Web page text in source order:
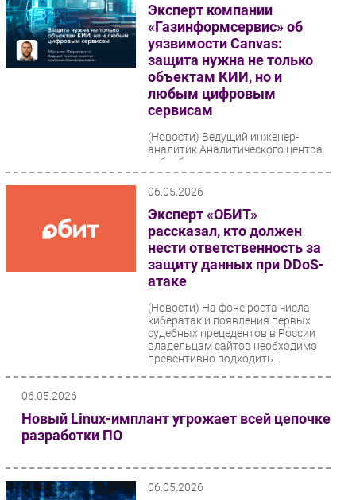
Эксперт компании
«Газинформсервис» об
уязвимости Canvas:
защита нужна не только
объектам КИИ, но и
любым цифровым
сервисам
(Новости) Ведущий инженер-
аналитик Аналитического центра
кибербезопасности компании
«Газинформсервис» Максим
Федосенко прокомментировал
недавний...
06.05.2026
Эксперт «ОБИТ»
рассказал, кто должен
нести ответственность за
защиту данных при DDoS-
атаке
(Новости) На фоне роста числа
кибератак и появления первых
судебных прецедентов в России
владельцам сайтов необходимо
превентивно подходить...
06.05.2026
Новый Linux-имплант угрожает всей цепочке
разработки ПО
06.05.2026